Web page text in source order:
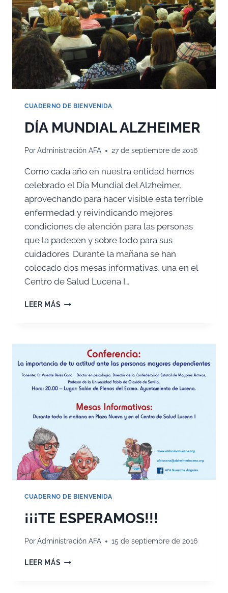
CUADERNO DE BIENVENIDA
DÍA MUNDIAL ALZHEIMER
PorAdministración AFA 27 de septiembre de 2016
Como cada año en nuestra entidad hemos
celebrado el Día Mundial del Alzheimer,
aprovechando para hacer visible esta terrible
enfermedad y reivindicando mejores
condiciones de atención para las personas
que la padecen y sobre todo para sus
cuidadores. Durante la mañana se han
colocado dos mesas informativas, una en el
Centro de Salud Lucena I…
LEER MÁS DÍA
CUADERNO DE BIENVENIDA
¡¡¡TE ESPERAMOS!!!
PorAdministración AFA 15 de septiembre de 2016
LEER MÁS ¡¡¡TE